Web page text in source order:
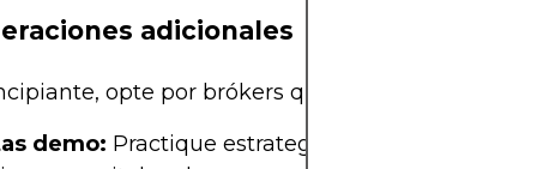
adicionales
opte por brókers que ofrezcan:
demo: Practique estrategias de trading en